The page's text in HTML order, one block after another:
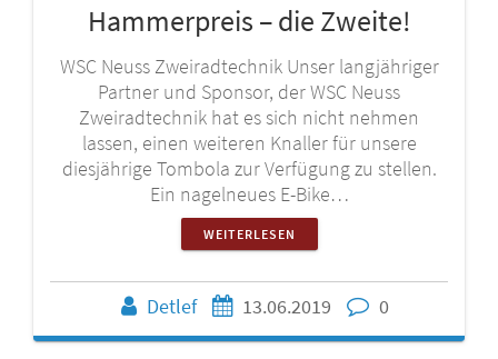
Hammerpreis – die Zweite!
WSC Neuss Zweiradtechnik Unser langjähriger
Partner und Sponsor, der WSC Neuss
Zweiradtechnik hat es sich nicht nehmen
lassen, einen weiteren Knaller für unsere
diesjährige Tombola zur Verfügung zu stellen.
Ein nagelneues E-Bike…
WEITERLESEN
Detlef 13.06.2019 0